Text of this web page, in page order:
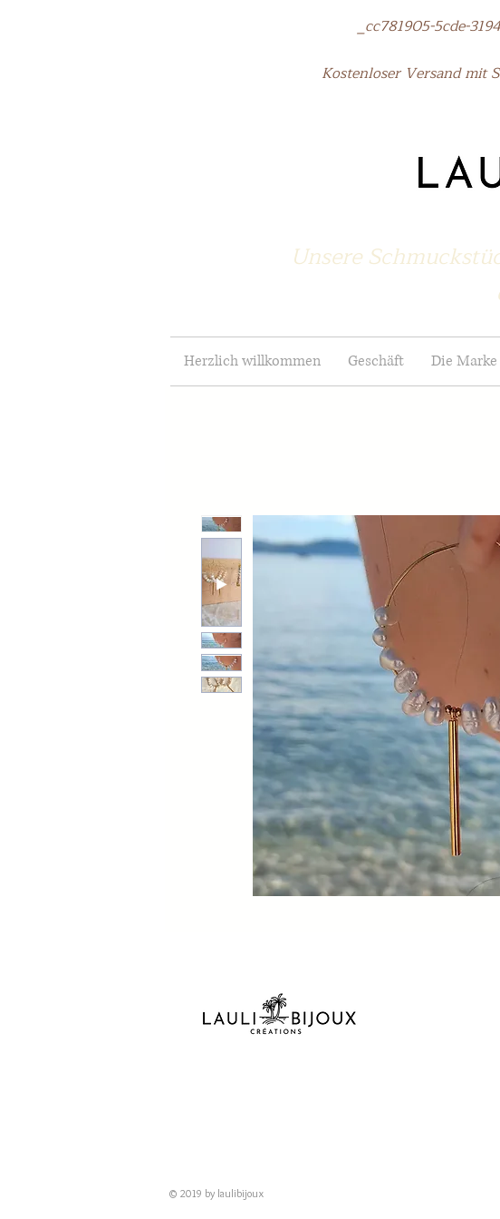
_cc781905-5cde-3194
Kostenloser Versand mit
Unsere
Herzlich willkommen Geschäft Die Marke
© 2019 by laulibijoux